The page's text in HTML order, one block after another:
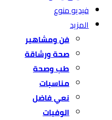
فيديو منوع
المزيد
فن ومشاهير
صحة ورشاقة
طب وصحة
مناسبات
نعي فاضل
الوفيات